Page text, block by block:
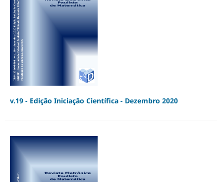
v.19 - Edição Iniciação Científica - Dezembro 2020